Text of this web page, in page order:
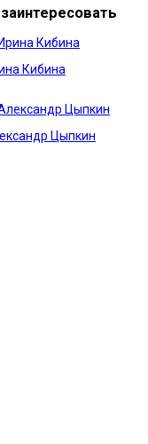
Кибина
Цыпкин